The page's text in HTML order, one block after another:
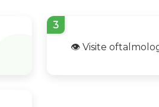
3
👁️ Visite